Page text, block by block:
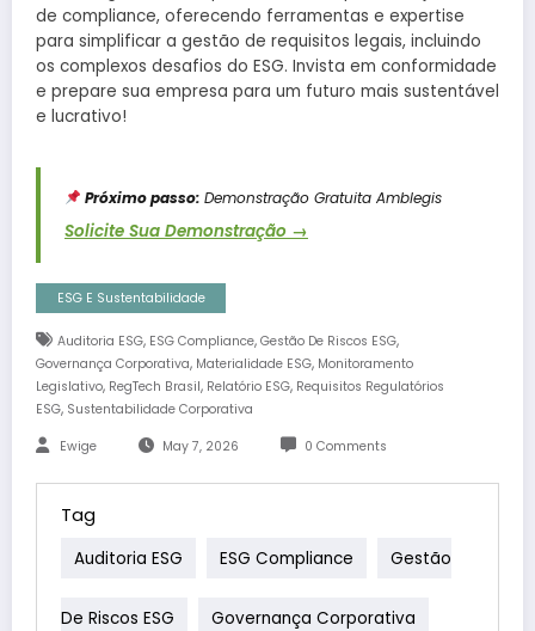
de compliance, oferecendo ferramentas e expertise
para simplificar a gestão de requisitos legais, incluindo
os complexos desafios do ESG. Invista em conformidade
e prepare sua empresa para um futuro mais sustentável
e lucrativo!
Próximo passo:Demonstração Gratuita Amblegis
Solicite Sua Demonstração →
ESG E Sustentabilidade
Auditoria ESG, ESG Compliance, Gestão De Riscos ESG,
Governança Corporativa, Materialidade ESG, Monitoramento
Legislativo, RegTech Brasil, Relatório ESG, Requisitos Regulatórios
ESG, Sustentabilidade Corporativa
Ewige May 7, 2026 0 Comments
Tag
Auditoria ESG ESG Compliance Gestão
De Riscos ESG Governança Corporativa